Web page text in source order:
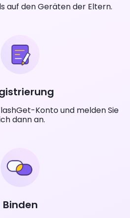
auf den Geräten der Eltern.
Konto und melden Sie
dann an.
Binden